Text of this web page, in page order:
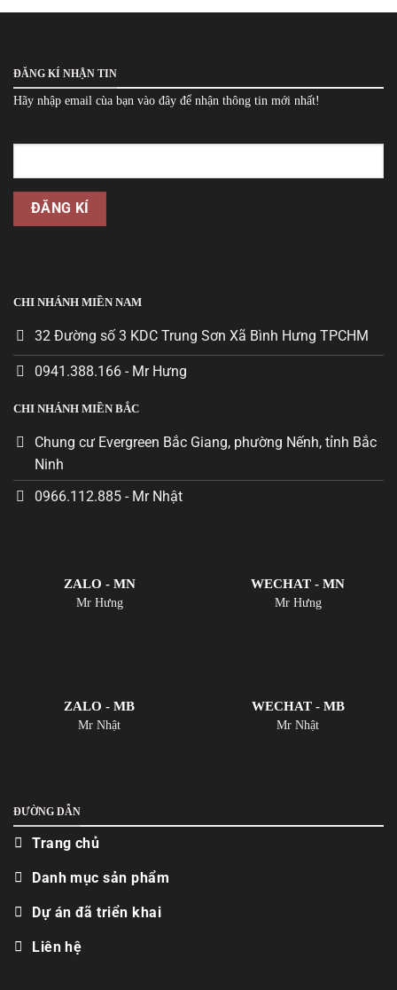
ĐĂNG KÍ NHẬN TIN
Hãy nhập email cùa bạn vào đây để nhận thông tin mới nhất!
CHI NHÁNH MIỀN NAM
32 Đường số 3 KDC Trung Sơn Xã Bình Hưng TPCHM
0941.388.166 - Mr Hưng
CHI NHÁNH MIỀN BẮC
Chung cư Evergreen Bắc Giang, phường Nếnh, tỉnh Bắc
Ninh
0966.112.885 - Mr Nhật
ZALO - MN
Mr Hưng
WECHAT - MN
Mr Hưng
ZALO - MB
Mr Nhật
WECHAT - MB
Mr Nhật
ĐƯỜNG DẪN
Trang chủ
Danh mục sản phẩm
Dự án đã triển khai
Liên hệ